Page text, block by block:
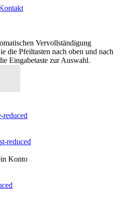
Vervollständigung
die Pfeiltasten nach oben und nach
Eingabetaste zur Auswahl.
Konto